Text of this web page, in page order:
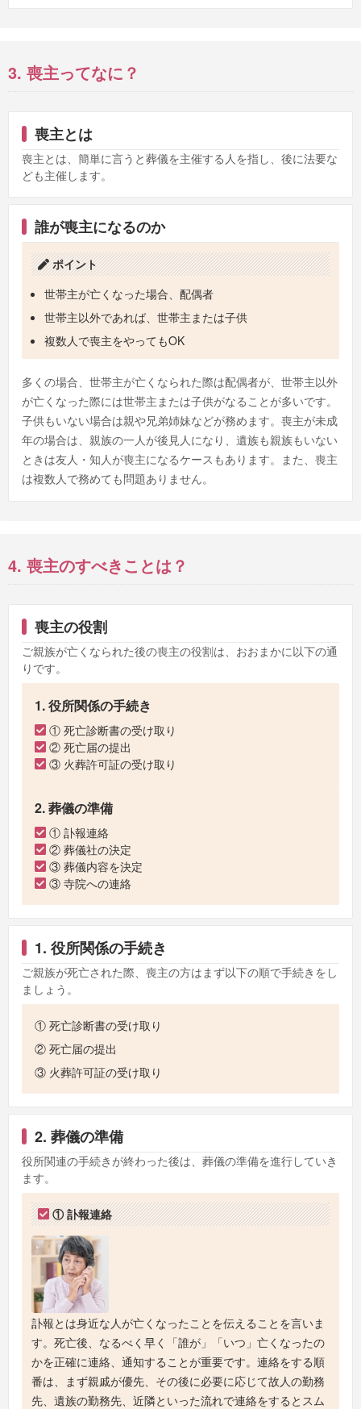
3. 喪主ってなに？
喪主とは
喪主とは、簡単に言うと葬儀を主催する人を指し、後に法要な
ども主催します。
誰が喪主になるのか
ポイント
世帯主が亡くなった場合、配偶者
世帯主以外であれば、世帯主または子供
複数人で喪主をやってもOK
多くの場合、世帯主が亡くなられた際は配偶者が、世帯主以外
が亡くなった際には世帯主または子供がなることが多いです。
子供もいない場合は親や兄弟姉妹などが務めます。喪主が未成
年の場合は、親族の一人が後見人になり、遺族も親族もいない
ときは友人・知人が喪主になるケースもあります。また、喪主
は複数人で務めても問題ありません。
4. 喪主のすべきことは？
喪主の役割
ご親族が亡くなられた後の喪主の役割は、おおまかに以下の通
りです。
1. 役所関係の手続き
① 死亡診断書の受け取り
② 死亡届の提出
③ 火葬許可証の受け取り
2. 葬儀の準備
① 訃報連絡
② 葬儀社の決定
③ 葬儀内容を決定
③ 寺院への連絡
1. 役所関係の手続き
ご親族が死亡された際、喪主の方はまず以下の順で手続きをし
ましょう。
① 死亡診断書の受け取り
② 死亡届の提出
③ 火葬許可証の受け取り
2. 葬儀の準備
役所関連の手続きが終わった後は、葬儀の準備を進行していき
ます。
① 訃報連絡
訃報とは身近な人が亡くなったことを伝えることを言いま
す。死亡後、なるべく早く「誰が」「いつ」亡くなったの
かを正確に連絡、通知することが重要です。連絡をする順
番は、まず親戚が優先、その後に必要に応じて故人の勤務
先、遺族の勤務先、近隣といった流れで連絡をするとスム